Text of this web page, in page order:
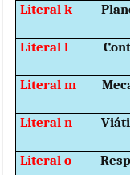
Literal k
Literal l
Literal m
Literal n
Literal o